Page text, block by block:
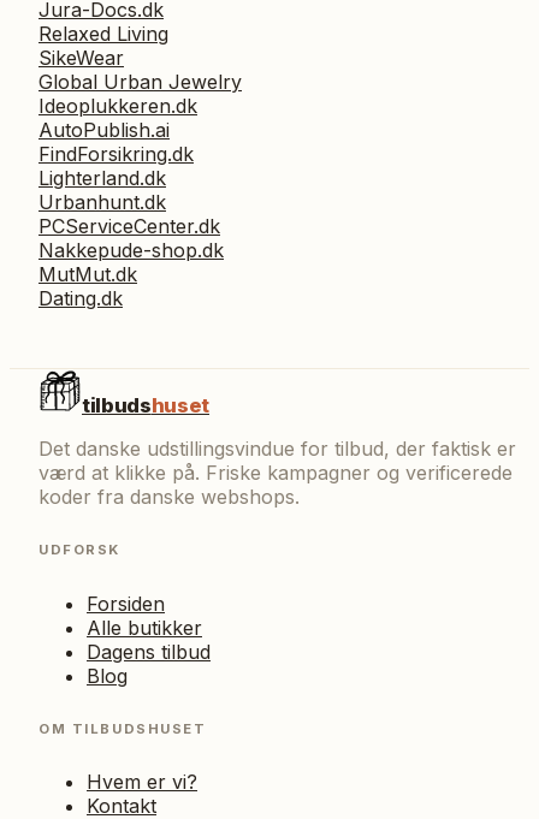
Jura-Docs.dk
Relaxed Living
SikeWear
Global Urban Jewelry
Ideoplukkeren.dk
AutoPublish.ai
FindForsikring.dk
Lighterland.dk
Urbanhunt.dk
PCServiceCenter.dk
Nakkepude-shop.dk
MutMut.dk
Dating.dk
tilbudshuset
Det danske udstillingsvindue for tilbud, der faktisk er
værd at klikke på. Friske kampagner og verificerede
koder fra danske webshops.
UDFORSK
Forsiden
Alle butikker
Dagens tilbud
Blog
OM TILBUDSHUSET
Hvem er vi?
Kontakt